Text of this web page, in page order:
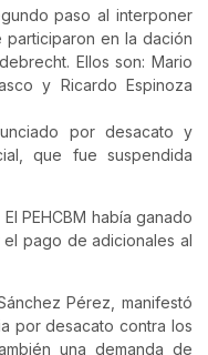
paso al interponer
participaron en la dación
Ellos son: Mario
y Ricardo Espinoza
por desacato y
que fue suspendida
PEHCBM había ganado
pago de adicionales al
Pérez, manifestó
por desacato contra los
una demanda de